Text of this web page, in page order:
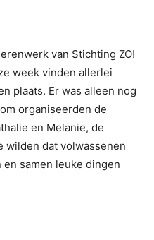
van Stichting ZO!
week vinden allerlei
plaats. Er was alleen nog
organiseerden de
en Melanie, de
wilden dat volwassenen
samen leuke dingen